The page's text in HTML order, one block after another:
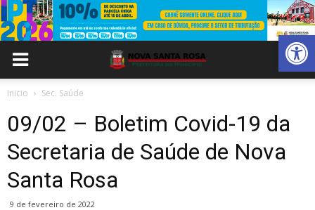
Abrir
Inicio Sec. Saúde
09/02 – Boletim Covid-19 da
Secretaria de Saúde de Nova
Santa Rosa
9 de fevereiro de 2022